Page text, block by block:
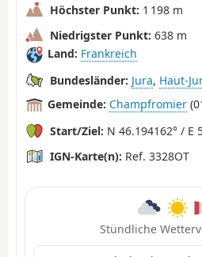
Höchster Punkt: 1 198 m
Niedrigster Punkt: 638 m
Land: Frankreich
Bundesländer: Jura, Haut-
Gemeinde: Champfromier
Start/Ziel: N 46.194162° / E
IGN-Karte(n): Ref. 3328OT
Stündliche